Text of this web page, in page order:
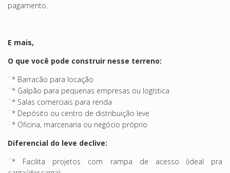
pagamento.
E mais,
O que você pode construir nesse terreno:
¨* Barracão para locação
¨* Galpão para pequenas empresas ou logística
¨* Salas comerciais para renda
¨* Depósito ou centro de distribuição leve
¨* Oficina, marcenaria ou negócio próprio
Diferencial do leve declive:
¨* Facilita projetos com rampa de acesso (ideal pra